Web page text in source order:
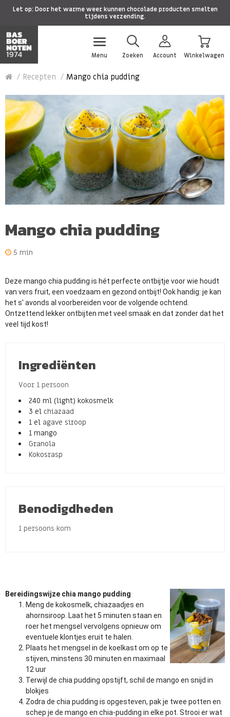
Let op: Door het warme weer kunnen chocolade producten smelten
tijdens verzending.
Menu Zoeken Account Winkelwagen
Recepten Mango chia pudding
Mango chia pudding
5 min
Ingrediënten
Voor 1 persoon
240 ml (light) kokosmelk
3 el chiazaad
1 el agave siroop
1 mango
Granola
Kokosrasp
Benodigdheden
1 persoons kom
Deze mango chia pudding is hét perfecte ontbijtje voor wie houdt
van vers fruit, een voedzaam en gezond ontbijt! Ook handig: je kan
het s' avonds al voorbereiden voor de volgende ochtend.
Ontzettend lekker ontbijten met veel smaak en dat zonder dat het
veel tijd kost!
Bereidingswijze chia mango pudding
Meng de kokosmelk, chiazaadjes en
ahornsiroop. Laat het 5 minuten staan en
roer het mengsel vervolgens opnieuw om
eventuele klontjes eruit te halen.
Plaats het mengsel in de koelkast om op te
stijven, minstens 30 minuten en maximaal
12 uur
Terwijl de chia pudding opstijft, schil de mango en snijd in
blokjes
Zodra de chia pudding is opgesteven, pak je twee potten en
schep je de mango en chia-pudding in elke pot. Strooi er wat